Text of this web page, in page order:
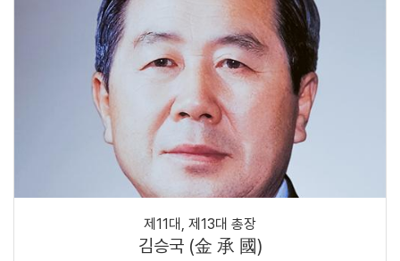
제11대, 제13대 총장
김승국 (金 承 國)